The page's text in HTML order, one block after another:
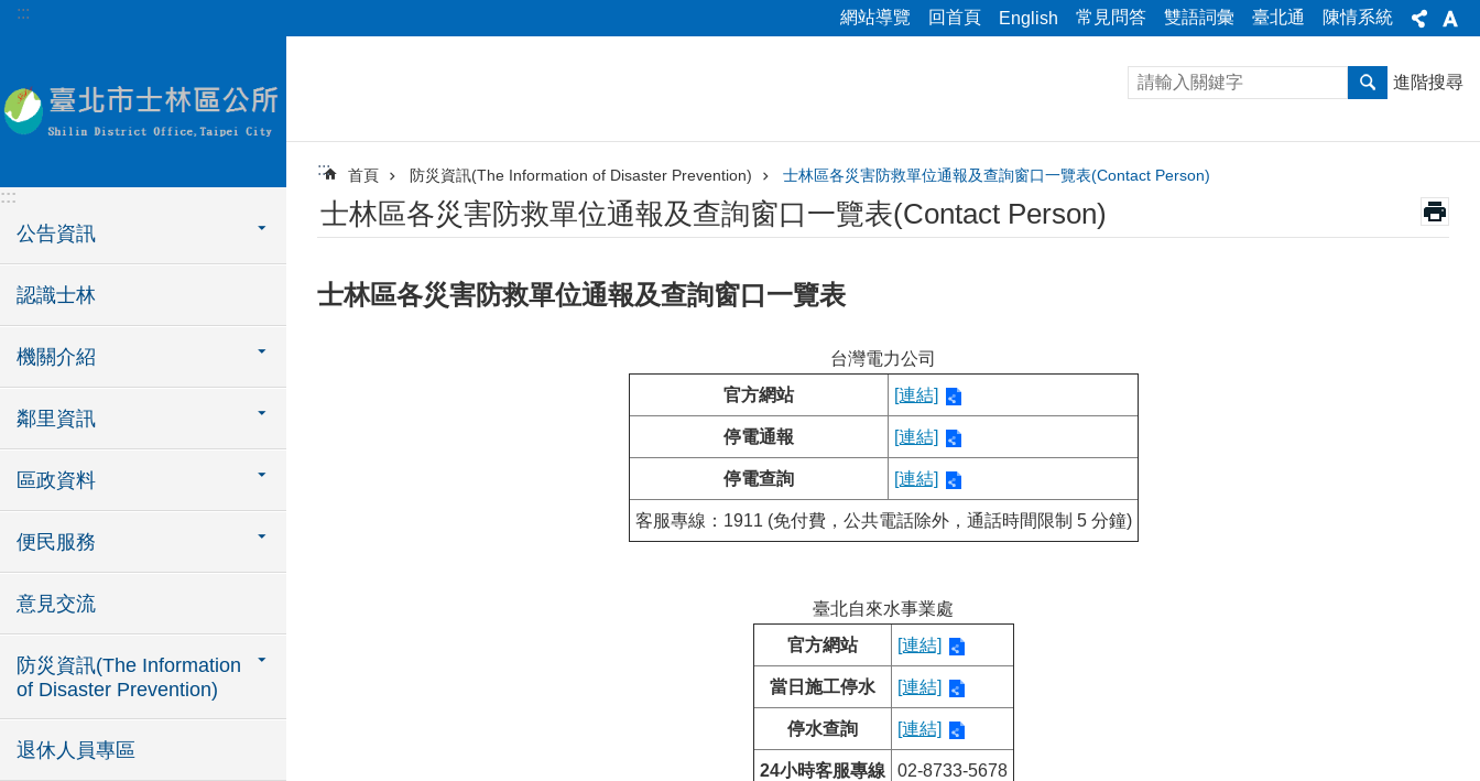
跳到主要內容區塊
::: 網站導覽 回首頁 English 常見問答 雙語詞彙 臺北通 陳情系統
:::
公告資訊
認識士林
機關介紹
鄰里資訊
區政資料
便民服務
意見交流
防災資訊(The Information
of Disaster Prevention)
退休人員專區
進階搜尋
::: 首頁 防災資訊(The Information of Disaster Prevention) 士林區各災害防救單位通報及查詢窗口一覽表(Contact Person)
士林區各災害防救單位通報及查詢窗口一覽表(Contact Person)
士林區各災害防救單位通報及查詢窗口一覽表
台灣電力公司
官方網站
[連結]
停電通報 [連結]
停電查詢 [連結]
客服專線：1911 (免付費，公共電話除外，通話時間限制 5 分鐘)
臺北自來水事業處
官方網站
[連結]
當日施工停水 [連結]
停水查詢 [連結]
24小時客服專線 02-8733-5678